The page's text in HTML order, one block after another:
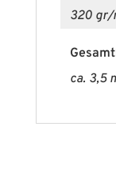
320 gr/
ca. 3,5